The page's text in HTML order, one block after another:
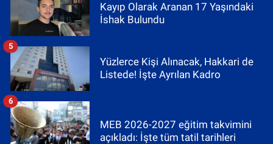
Kayıp Olarak Aranan 17 Yaşındaki
İshak Bulundu
Yüzlerce Kişi Alınacak, Hakkari de
Listede! İşte Ayrılan Kadro
5
MEB 2026-2027 eğitim takvimini
açıkladı: İşte tüm tatil tarihleri
6